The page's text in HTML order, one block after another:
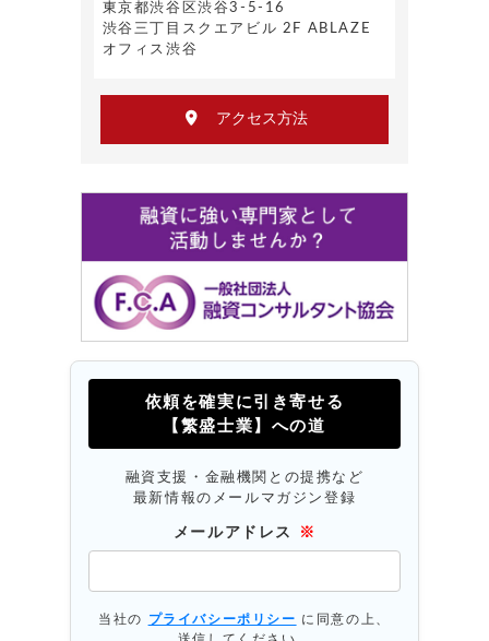
東京都渋谷区渋谷3-5-16
渋谷三丁目スクエアビル 2F ABLAZE
オフィス渋谷
アクセス方法
依頼を確実に引き寄せる
【繁盛士業】への道
融資支援・金融機関との提携など
最新情報のメールマガジン登録
メールアドレス ※
当社の プライバシーポリシー に同意の上、